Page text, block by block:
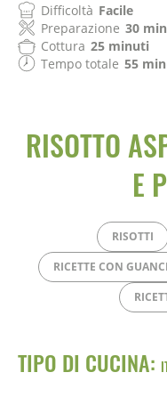
Difficoltà Facile
Preparazione 30
Cottura 25 minuti
Tempo totale 55
RISOTTO
E
RISOTTI
RICETTE CON
TIPO DI CUCINA: